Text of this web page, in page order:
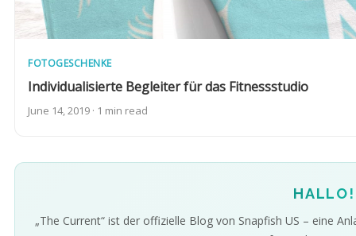
FOTOGESCHENKE
Individualisierte Begleiter für das Fitnessstudio
June 14, 2019 · 1 min read
HALLO!
„The Current“ ist der offizielle Blog von Snapfish US – eine